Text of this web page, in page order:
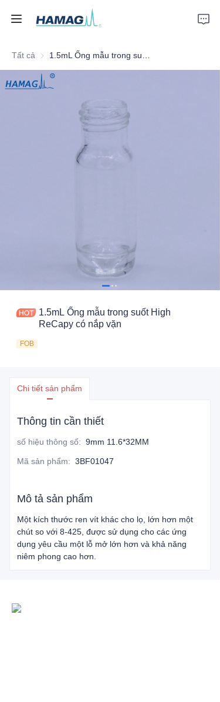
Tất cả
1.5mL Ống mẫu trong suốt High
ReCapy có nắp vặn
FOB
Chi tiết sản phẩm
Thông tin cần thiết
số hiệu thông số: 9mm 11.6*32MM
Mã sản phẩm: 3BF01047
Mô tả sản phẩm
Một kích thước ren vít khác cho lọ, lớn hơn một
chút so với 8-425, được sử dụng cho các ứng
dụng yêu cầu một lỗ mở lớn hơn và khả năng
niêm phong cao hơn.
Trang chủ
Về Chúng Tôi